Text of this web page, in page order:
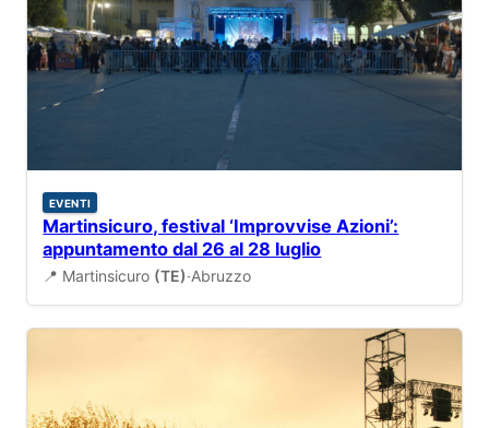
EVENTI
Martinsicuro, festival ‘Improvvise Azioni’:
appuntamento dal 26 al 28 luglio
📍 Martinsicuro (TE)·Abruzzo